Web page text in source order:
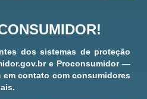
dos sistemas de proteção
e Proconsumidor —
contato com consumidores